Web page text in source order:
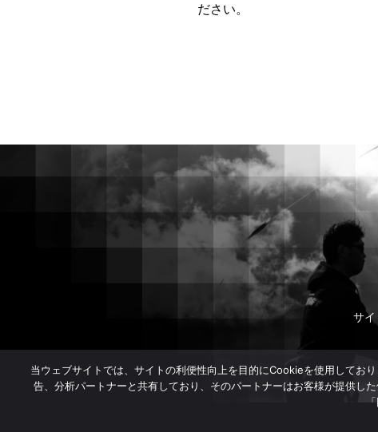
ださい。
サイ
当ウェブサイトでは、サイトの利便性向上を目的にCookieを使用してお
告、分析パートナーと共有しており、そのパートナーはお客様が提供し